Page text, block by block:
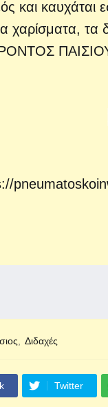
και καυχάται
χαρίσματα, τα
Διδαχές
Twitter